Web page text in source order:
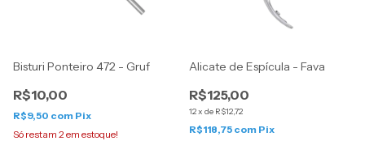
Bisturi Ponteiro 472 - Gruf
R$10,00
R$9,50 com Pix
Só restam 2em estoque!
Alicate de Espícula - Fava
R$125,00
12x de R$12,72
R$118,75 com Pix